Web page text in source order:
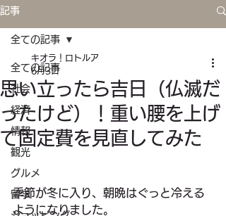
記事
全ての記事
社会
経済
情報
観光
グルメ
留学
全ての記事
思い立ったら吉日（仏滅だ
ったけど）！重い腰を上げ
て固定費を見直してみた
キオラ！ロトルア
6月3日
季節が冬に入り、朝晩はぐっと冷える
ようになりました。